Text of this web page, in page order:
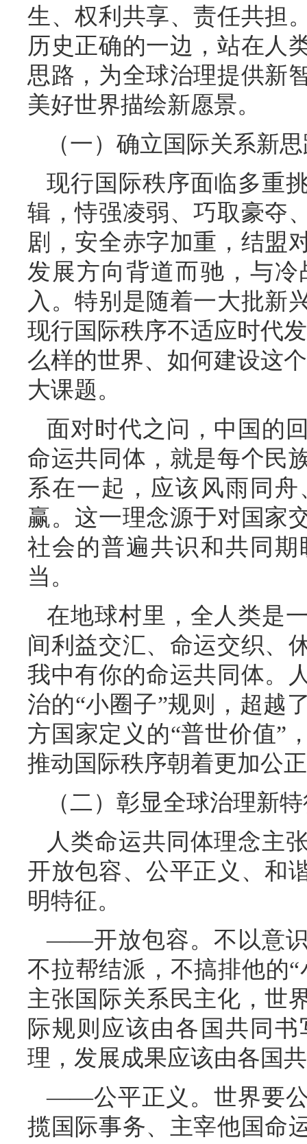
生、权利共享、责任共担
历史正确的一边，站在人
思路，为全球治理提供新
美好世界描绘新愿景。
（一）确立国际关系新
现行国际秩序面临多重
辑，恃强凌弱、巧取豪夺
剧，安全赤字加重，结盟
发展方向背道而驰，与
入。特别是随着一大批新
现行国际秩序不适应时代
么样的世界、如何建设这
大课题。
面对时代之问，中国的
命运共同体，就是每个民
系在一起，应该风雨同
赢。这一理念源于对国家
社会的普遍共识和共同
当。
在地球村里，全人类是
间利益交汇、命运交织、
我中有你的命运共同体。
治的“小圈子”规则，超越
方国家定义的“普世价值”
推动国际秩序朝着更加公
（二）彰显全球治理新
人类命运共同体理念主
开放包容、公平正义、和
明特征。
——开放包容。不以意
不拉帮结派，不搞排他的
主张国际关系民主化，世
际规则应该由各国共同
理，发展成果应该由各国
——公平正义。世界要
揽国际事务、主宰他国命